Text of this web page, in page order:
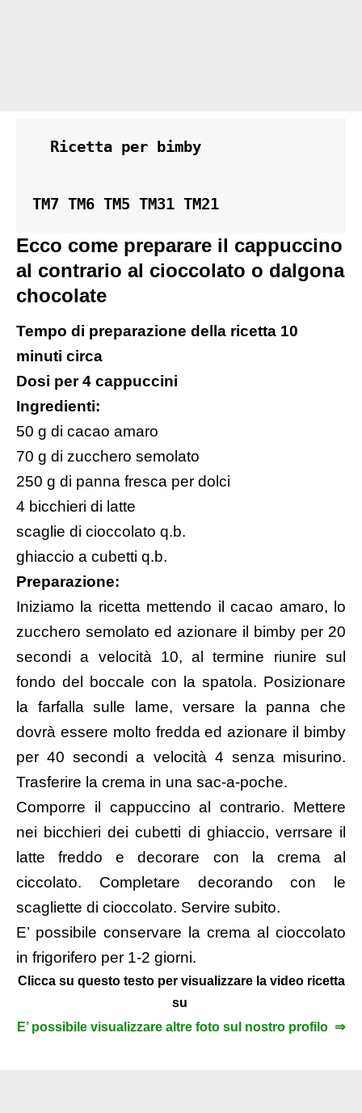
  Ricetta per bimby
TM7 TM6 TM5 TM31 TM21
Ecco come preparare il cappuccino
al contrario al cioccolato o dalgona
chocolate
Tempo di preparazione della ricetta 10
minuti circa
Dosi per 4 cappuccini
Ingredienti:
50 g di cacao amaro
70 g di zucchero semolato
250 g di panna fresca per dolci
4 bicchieri di latte
scaglie di cioccolato q.b.
ghiaccio a cubetti q.b.
Preparazione:
Iniziamo la ricetta mettendo il cacao amaro, lo
zucchero semolato ed azionare il bimby per 20
secondi a velocità 10, al termine riunire sul
fondo del boccale con la spatola. Posizionare
la farfalla sulle lame, versare la panna che
dovrà essere molto fredda ed azionare il bimby
per 40 secondi a velocità 4 senza misurino.
Trasferire la crema in una sac-a-poche.
Comporre il cappuccino al contrario. Mettere
nei bicchieri dei cubetti di ghiaccio, verrsare il
latte freddo e decorare con la crema al
ciccolato. Completare decorando con le
scagliette di cioccolato. Servire subito.
E’ possibile conservare la crema al cioccolato
in frigorifero per 1-2 giorni.
Clicca su questo testo per visualizzare la video ricetta
su
E’ possibile visualizzare altre foto sul nostro profilo ⇒